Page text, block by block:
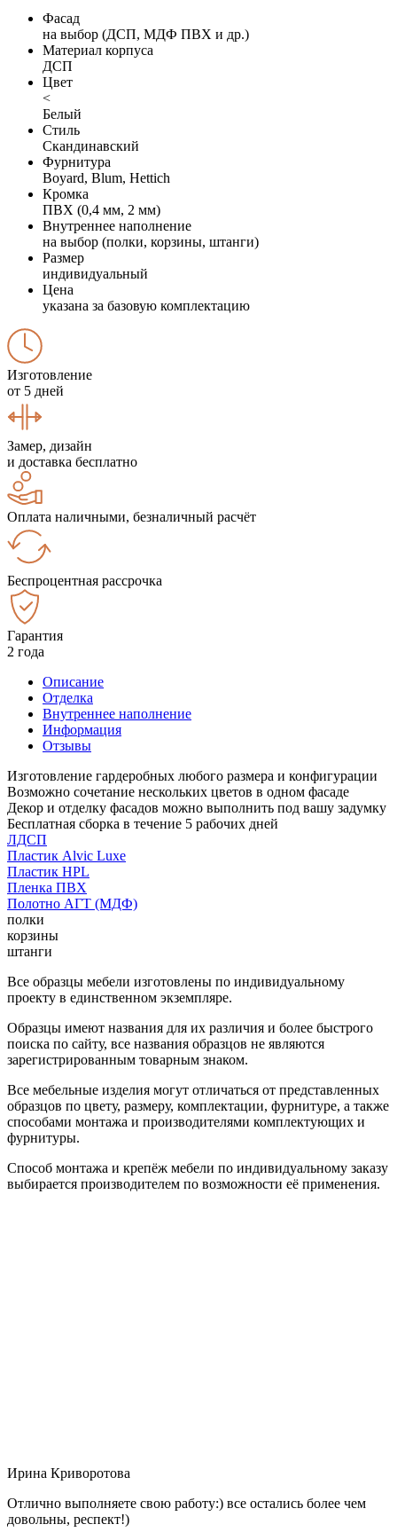
Фасад
на выбор (ДСП, МДФ ПВХ и др.)
Материал корпуса
ДСП
Цвет
<
Белый
Стиль
Скандинавский
Фурнитура
Boyard, Blum, Hettich
Кромка
ПВХ (0,4 мм, 2 мм)
Внутреннее наполнение
на выбор (полки, корзины, штанги)
Размер
индивидуальный
Цена
указана за базовую комплектацию
Изготовление
от 5 дней
Замер, дизайн
и доставка бесплатно
Оплата наличными, безналичный расчёт
Беспроцентная рассрочка
Гарантия
2 года
Описание
Отделка
Внутреннее наполнение
Информация
Отзывы
Изготовление гардеробных любого размера и конфигурации
Возможно сочетание нескольких цветов в одном фасаде
Декор и отделку фасадов можно выполнить под вашу задумку
Бесплатная сборка в течение 5 рабочих дней
ЛДСП
Пластик Alvic Luxe
Пластик HPL
Пленка ПВХ
Полотно АГТ (МДФ)
полки
корзины
штанги
Все образцы мебели изготовлены по индивидуальному
проекту в единственном экземпляре.
Образцы имеют названия для их различия и более быстрого
поиска по сайту, все названия образцов не являются
зарегистрированным товарным знаком.
Все мебельные изделия могут отличаться от представленных
образцов по цвету, размеру, комплектации, фурнитуре, а также
способами монтажа и производителями комплектующих и
фурнитуры.
Способ монтажа и крепёж мебели по индивидуальному заказу
выбирается производителем по возможности её применения.
Ирина Криворотова
Отлично выполняете свою работу:) все остались более чем
довольны, респект!)